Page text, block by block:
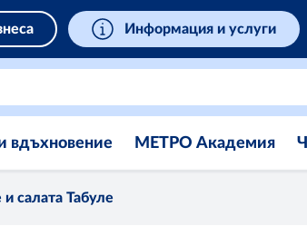
Информация и услуги
вдъхновение МЕТРО Академия
салата Табуле